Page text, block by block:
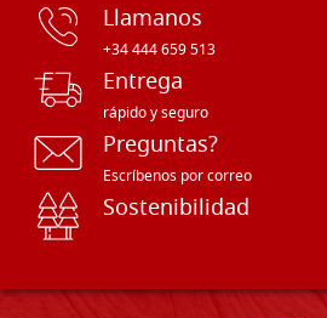
Llamanos
+34 444 659 513
Entrega
rápido y seguro
Preguntas?
Escríbenos por correo
Sostenibilidad